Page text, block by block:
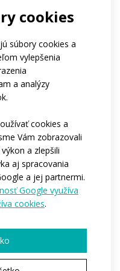
cookies
súbory cookies a
vylepšenia
a analýzy
cookies a
Vám zobrazovali
a zlepšili
aj spracovania
a jej partnermi.
Google využíva
cookies.
tímu
nám napísať jeho
pre ktoré by sme
viac ako 50
sme začali s
3-6 mesiacov
podrobnosti?